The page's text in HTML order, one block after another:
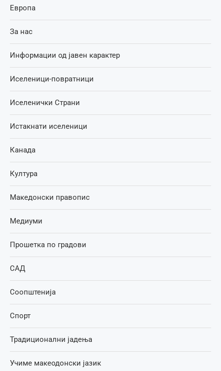
Европа
За нас
Информации од јавен карактер
Иселеници-повратници
Иселенички Страни
Истакнати иселеници
Канада
Култура
Македонски правопис
Медиуми
Прошетка по градови
САД
Соопштенија
Спорт
Традиционални јадења
Учиме макеодонски јазик